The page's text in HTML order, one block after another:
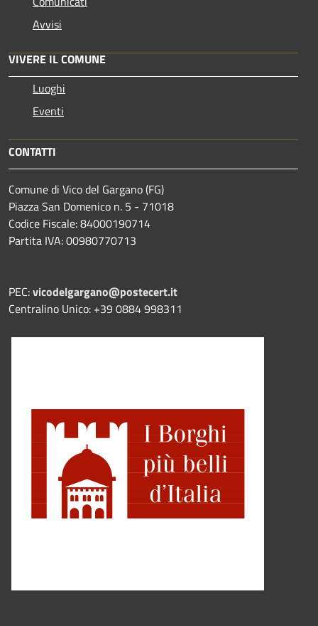
Avvisi
VIVERE IL COMUNE
Luoghi
Eventi
CONTATTI
Comune di Vico del Gargano (FG)
Piazza San Domenico n. 5 - 71018
Codice Fiscale: 84000190714
Partita IVA: 00980770713
PEC:vicodelgargano@postecert.it
Centralino Unico: +39 0884 998311